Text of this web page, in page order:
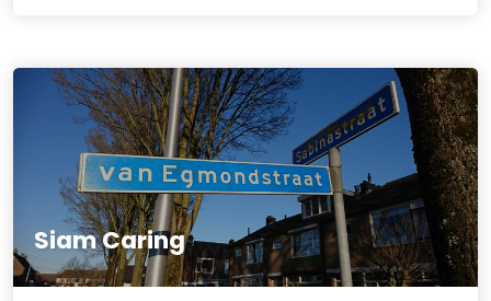
Siam Caring